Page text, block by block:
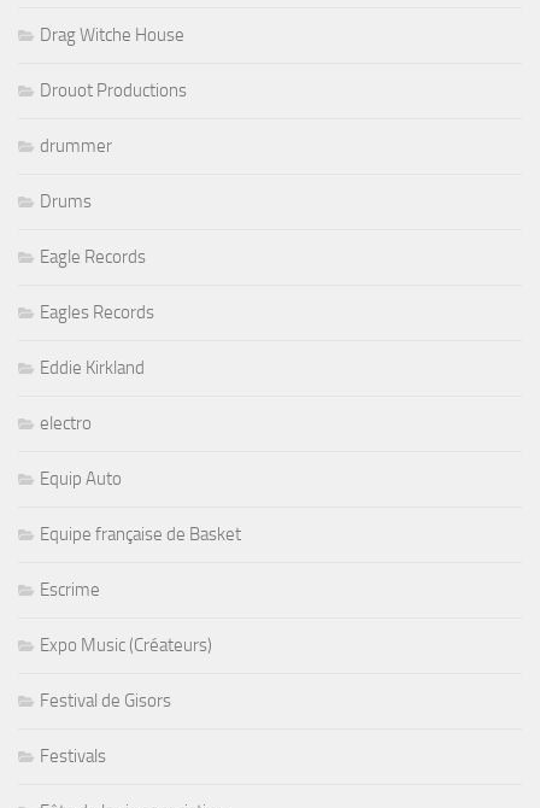
Drag Witche House
Drouot Productions
drummer
Drums
Eagle Records
Eagles Records
Eddie Kirkland
electro
Equip Auto
Equipe française de Basket
Escrime
Expo Music (Créateurs)
Festival de Gisors
Festivals